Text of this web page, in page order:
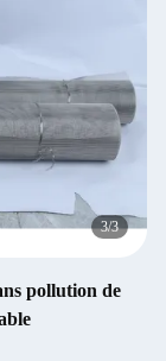
1/3
pollution de